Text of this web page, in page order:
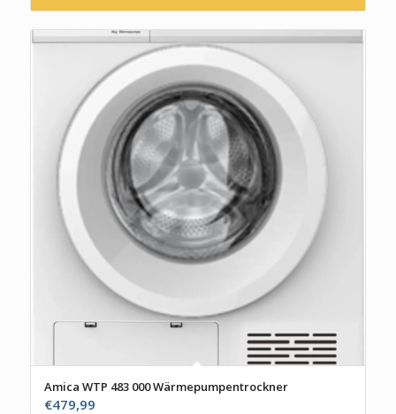
Amica WTP 483 000 Wärmepumpentrockner
€479,99